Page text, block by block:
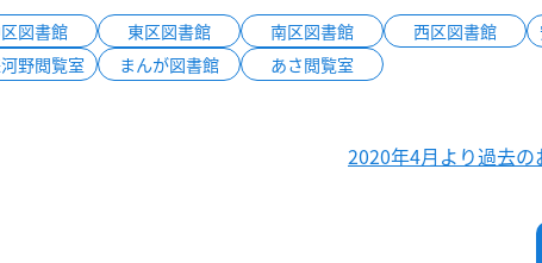
図書館 東区図書館 南区図書館 西区図書館
野閲覧室 まんが図書館 あさ閲覧室
2020年4月より過去の